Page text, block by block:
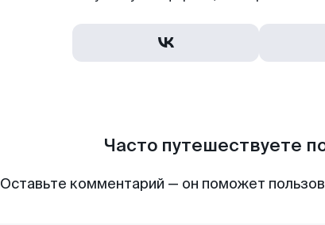
Часто путешествуете
Оставьте комментарий — он поможет